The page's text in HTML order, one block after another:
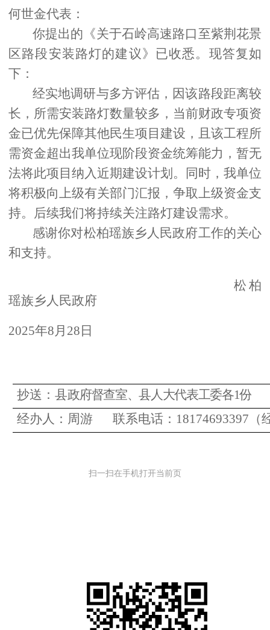
何世金代表：
你提出的《关于石岭高速路口至紫荆花景
区路段安装路灯的建议》已收悉。现答复如
下：
经实地调研与多方评估，因该路段距离较
长，所需安装路灯数量较多 ，当前财政专项资
金已优先保障其他民生项目建设，且该工程所
需资金超出我单位现阶段资金统筹能力，暂无
法将此项目纳入近期建设计划。同时， 我单位
将积极向上级有关部门汇报，争取上级资金支
持。后续我们将持续关注路灯建设需求。
感谢你对松柏瑶族乡人民政府工作的关心
和支持。
松柏
瑶族乡人民政府
2025年8月 28 日
抄送：县政府督查室、县人大代表工委各1份
经办人： 周游 联系电话： 18174693397（
扫一扫在手机打开当前页